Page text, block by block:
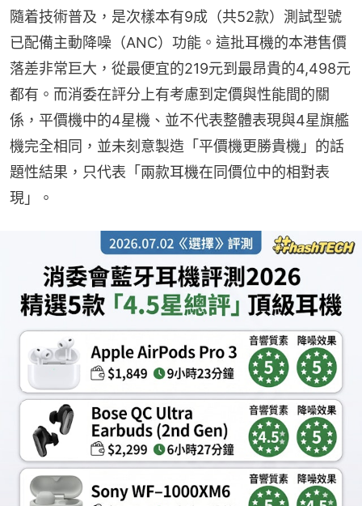
隨着技術普及，是次樣本有9成（共52款）測試型號
已配備主動降噪（ANC）功能。這批耳機的本港售價
落差非常巨大，從最便宜的219元到最昂貴的4,498元
都有。而消委在評分上有考慮到定價與性能間的關
係，平價機中的4星機、並不代表整體表現與4星旗艦
機完全相同，並未刻意製造「平價機更勝貴機」的話
題性結果，只代表「兩款耳機在同價位中的相對表
現」。